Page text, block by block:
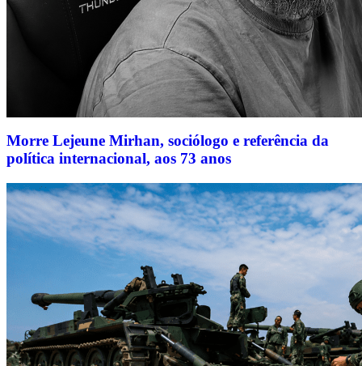
Morre Lejeune Mirhan, sociólogo e referência da
política internacional, aos 73 anos